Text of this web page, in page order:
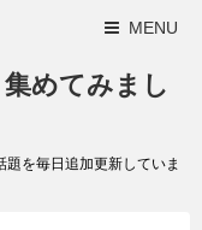
MENU
めてみまし
を毎日追加更新していま